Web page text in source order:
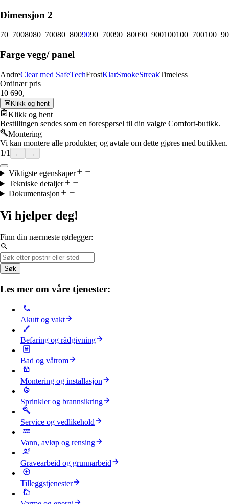
Dimensjon 2
70_7008080_70080_8009090_70090_80090_900100100_700
Farge vegg/ panel
AndreClear med SafeTechFrostKlarSmokeStreakTimeless
Ordinær pris
10 690,–
Klikk og hent
Klikk og hent
Bestillingen sendes som en forespørsel til din valgte Comfort-butikk.
Montering
Vi kan montere alle produkter, og avtale om dette gjøres med butikken.
1/1 ← →
Viktigste egenskaper
Tekniske detaljer
Dokumentasjon
Vi hjelper deg!
Finn din nærmeste rørlegger:
Søk
Les mer om våre tjenester:
Akutt og vakt
Befaring og rådgivning
Bad og våtrom
Montering og installasjon
Sprinkler og brannsikring
Service og vedlikehold
Vann, avløp og rensing
Gravearbeid og grunnarbeid
Tilleggstjenester